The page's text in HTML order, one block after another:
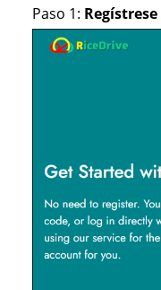
Paso 1: